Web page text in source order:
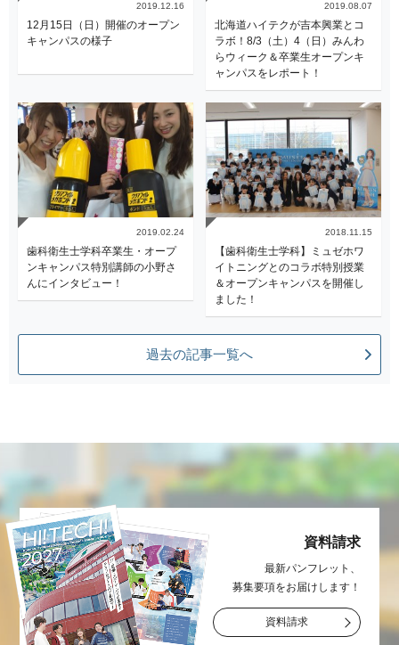
2019.12.16
12月15日（日）開催のオープン
キャンパスの様子
2019.08.07
北海道ハイテクが吉本興業とコ
ラボ！8/3（土）4（日）みんわ
らウィーク＆卒業生オープンキ
ャンパスをレポート！
2019.02.24
歯科衛生士学科卒業生・オープ
ンキャンパス特別講師の小野さ
んにインタビュー！
2018.11.15
【歯科衛生士学科】ミュゼホワ
イトニングとのコラボ特別授業
＆オープンキャンパスを開催し
ました！
過去の記事一覧へ
資料請求
最新パンフレット、
募集要項をお届け します！
資料請求